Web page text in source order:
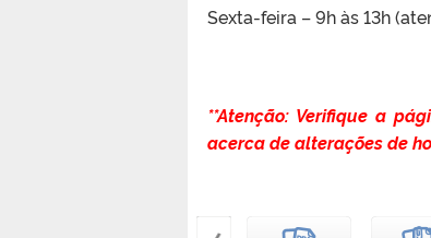
Sexta-feira – 9h às 13h
**Atenção: Verifique a
acerca de alterações de